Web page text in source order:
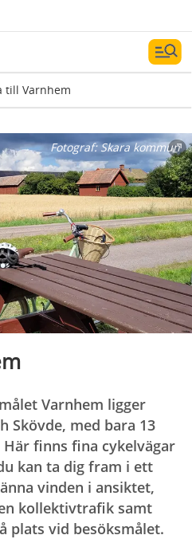
till Varnhem
Fotograf:Skara kommun
Varnhem ligger
Skövde, med bara 13
finns fina cykelvägar
kan ta dig fram i ett
vinden i ansiktet,
kollektivtrafik samt
plats vid besöksmålet.